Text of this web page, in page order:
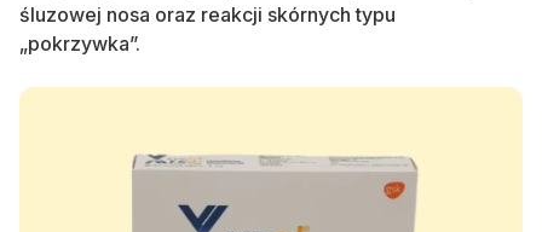
śluzowej nosa oraz reakcji skórnych typu
„pokrzywka”.